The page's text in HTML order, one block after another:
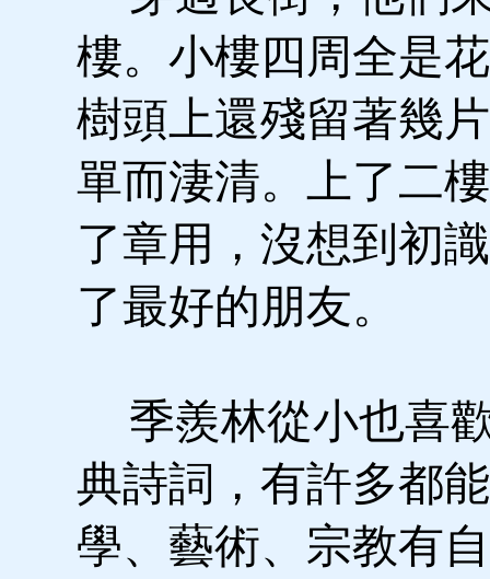
樓。小樓四周全是
樹頭上還殘留著幾
單而淒清。上了二
了章用，沒想到初
了最好的朋友。
季羨林從小也喜
典詩詞，有許多都
學、藝術、宗教有